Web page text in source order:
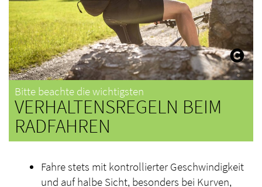
Bitte beachte die wichtigsten
VERHALTENSREGELN BEIM
RADFAHREN
Fahre stets mit kontrollierter Geschwindigkeit
und auf halbe Sicht, besonders bei Kurven,